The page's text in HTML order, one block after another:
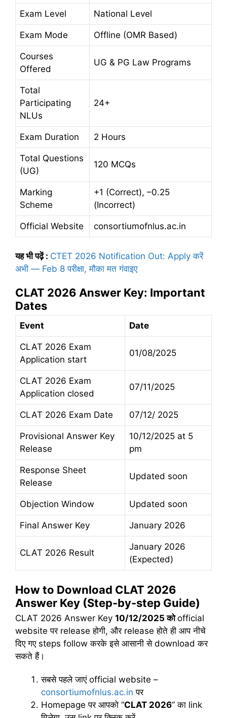
Exam Level National Level
Exam Mode Offline (OMR Based)
Courses
Offered
UG & PG Law Programs
Total
Participating
NLUs
24+
Exam Duration 2 Hours
Total Questions
(UG)
120 MCQs
Marking
Scheme
+1 (Correct), –0.25
(Incorrect)
Official Website consortiumofnlus.ac.in
यह भी पढ़ें : CTET 2026 Notification Out: Apply करें
अभी — Feb 8 परीक्षा, मौका मत गंवाइए
CLAT 2026 Answer Key: Important
Dates
Event Date
CLAT 2026 Exam
Application start
01/08/2025
CLAT 2026 Exam
Application closed
07/11/2025
CLAT 2026 Exam Date 07/12/ 2025
Provisional Answer Key
Release
10/12/2025 at 5
pm
Response Sheet
Release
Updated soon
Objection Window Updated soon
Final Answer Key January 2026
CLAT 2026 Result
January 2026
(Expected)
How to Download CLAT 2026
Answer Key (Step-by-step Guide)
CLAT 2026 Answer Key 10/12/2025कोofficial
website पर release होगी, और release होते ही आप नीचे
दिए गए steps follow करके इसे आसानी से download कर
सकते हैं।
सबसे पहले जाएं official website –
consortiumofnlus.ac.in पर
Homepage पर आपको “CLAT 2026” का link